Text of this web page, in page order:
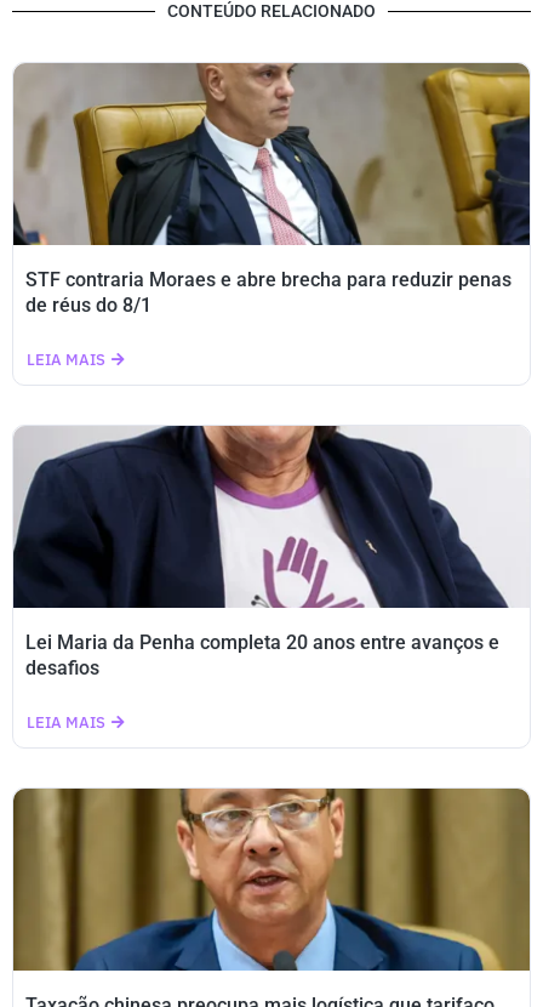
CONTEÚDO RELACIONADO
STF contraria Moraes e abre brecha para reduzir penas
de réus do 8/1
LEIA MAIS
Lei Maria da Penha completa 20 anos entre avanços e
desafios
LEIA MAIS